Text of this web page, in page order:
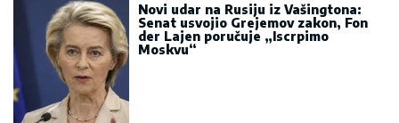
Novi udar na Rusiju iz Vašingtona:
Senat usvojio Grejemov zakon, Fon
der Lajen poručuje „Iscrpimo
Moskvu“